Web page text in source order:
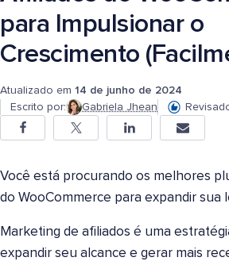
para Impulsionar o
Crescimento
Atualizado em 14 de junho de 2024
Escrito por:
Gabriela Jhean
Você está procurando os melhores
do WooCommerce para expandir sua
Marketing de afiliados é uma
expandir seu alcance e gerar mais